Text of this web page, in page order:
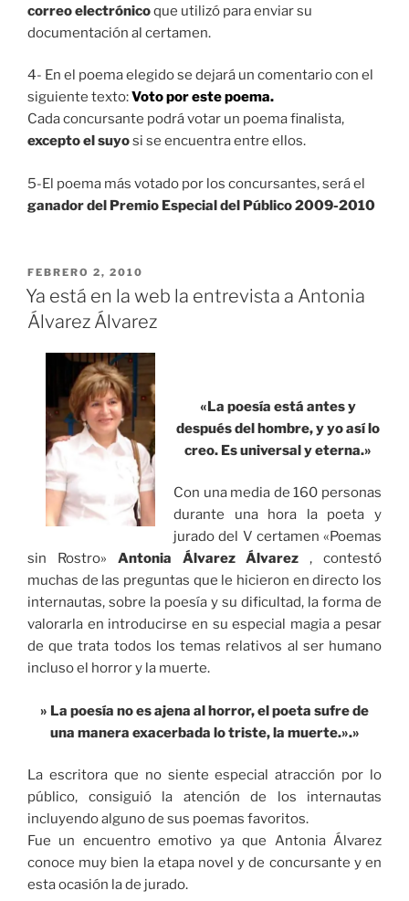
correo electrónicoque utilizó para enviar su
documentación al certamen.
4- En el poema elegido se dejará un comentario con el
siguiente texto:Voto por este poema.
Cada concursante podrá votar un poema finalista,
excepto el suyosi se encuentra entre ellos.
5-El poema más votado por los concursantes, será el
ganador del Premio Especial del Público 2009-2010
PUBLICADO
EL
FEBRERO 2, 2010
Ya está en la web la entrevista a Antonia
Álvarez Álvarez
«La poesía está antes y
después del hombre, y yo así lo
creo. Es universal y eterna.»
Con una media de 160 personas
durante una hora la poeta y
jurado del V certamen «Poemas
sin Rostro» Antonia Álvarez Álvarez, contestó
muchas de las preguntas que le hicieron en directo los
internautas, sobre la poesía y su dificultad, la forma de
valorarla en introducirse en su especial magia a pesar
de que trata todos los temas relativos al ser humano
incluso el horror y la muerte.
» La poesía no es ajena al horror, el poeta sufre de
una manera exacerbada lo triste, la muerte.».»
La escritora que no siente especial atracción por lo
público, consiguió la atención de los internautas
incluyendo alguno de sus poemas favoritos.
Fue un encuentro emotivo ya que Antonia Álvarez
conoce muy bien la etapa novel y de concursante y en
esta ocasión la de jurado.